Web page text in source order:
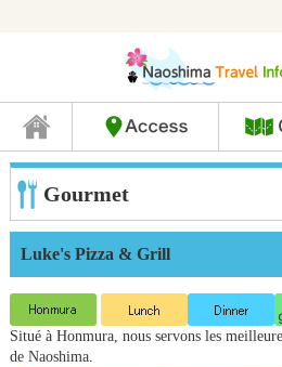
Gourmet
Luke's Pizza & Grill
Situé à Honmura, nous servons les
de Naoshima.